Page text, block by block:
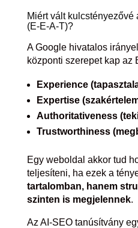
Miért vált kulcstényezővé
(E-E-A-T)?
A Google hivatalos
központi szerepet kap az
Experience
Expertise
Authoritativeness
Trustworthiness
Egy weboldal akkor tud
teljesíteni, ha ezek a
tartalomban, hanem
szinten is megjelennek.
Az AI-SEO tanúsítvány